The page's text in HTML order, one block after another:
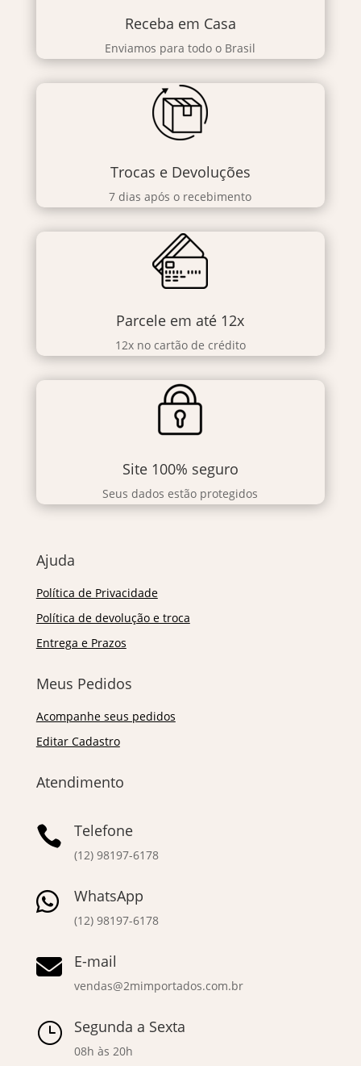
Receba em Casa
Enviamos para todo o Brasil
Trocas e Devoluções
7 dias após o recebimento
Parcele em até 12x
12x no cartão de crédito
Site 100% seguro
Seus dados estão protegidos
Ajuda
Política de Privacidade
Política de devolução e troca
Entrega e Prazos
Meus Pedidos
Acompanhe seus pedidos
Editar Cadastro
Atendimento
 Telefone
(12) 98197-6178
 WhatsApp
(12) 98197-6178
 E-mail
vendas@2mimportados.com.br
} Segunda a Sexta
08h às 20h